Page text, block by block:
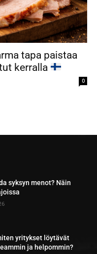
tapa paistaa
kerralla
0
syksyn menot? Näin
yritykset löytävät
ja helpommin?